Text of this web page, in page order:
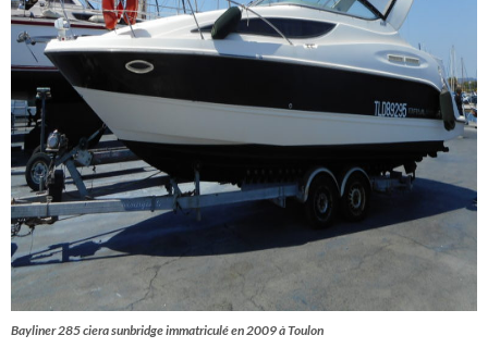
Bayliner 285 ciera sunbridge immatriculé en 2009 à Toulon